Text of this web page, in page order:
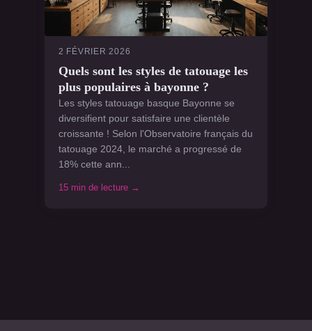
2 FÉVRIER 2026
Quels sont les styles de tatouage les
plus populaires à bayonne ?
Les styles tatouage basque Bayonne se
diversifient pour satisfaire une clientèle
croissante ! Selon l'Observatoire français du
tatouage 2024, le marché a progressé de
18% cette ann...
15 min de lecture →